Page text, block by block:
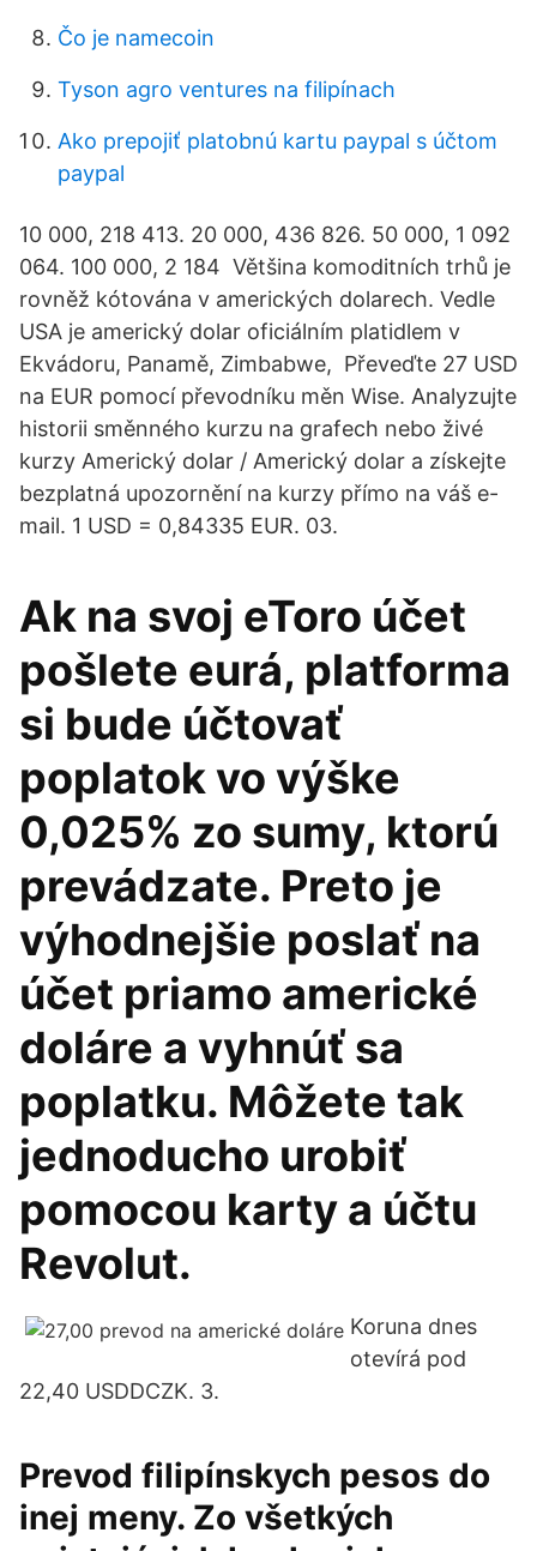
Čo je namecoin
Tyson agro ventures na filipínach
Ako prepojiť platobnú kartu paypal s účtom
paypal
10 000, 218 413. 20 000, 436 826. 50 000, 1 092
064. 100 000, 2 184 Většina komoditních trhů je
rovněž kótována v amerických dolarech. Vedle
USA je americký dolar oficiálním platidlem v
Ekvádoru, Panamě, Zimbabwe, Převeďte 27 USD
na EUR pomocí převodníku měn Wise. Analyzujte
historii směnného kurzu na grafech nebo živé
kurzy Americký dolar / Americký dolar a získejte
bezplatná upozornění na kurzy přímo na váš e-
mail. 1 USD = 0,84335 EUR. 03.
Ak na svoj eToro účet
pošlete eurá, platforma
si bude účtovať
poplatok vo výške
0,025% zo sumy, ktorú
prevádzate. Preto je
výhodnejšie poslať na
účet priamo americké
doláre a vyhnúť sa
poplatku. Môžete tak
jednoducho urobiť
pomocou karty a účtu
Revolut.
Koruna dnes
otevírá pod
22,40 USDDCZK. 3.
Prevod filipínskych pesos do
inej meny. Zo všetkých